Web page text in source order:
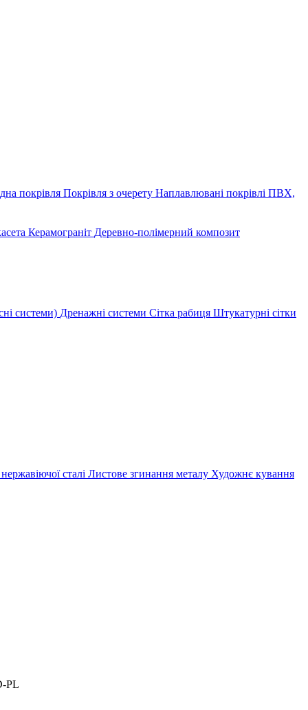
покрівля Покрівля з очерету Наплавлювані покрівлі ПВХ,
Керамограніт Деревно-полімерний композит
системи) Дренажні системи Сітка рабиця Штукатурні сітки
сталі Листове згинання металу Художнє кування
PL